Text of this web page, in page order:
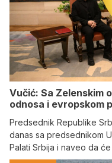
Vučić: Sa Zelenskim
odnosa i evropskom
Predsednik Republike
danas sa predsednikom
Palati Srbija i naveo da